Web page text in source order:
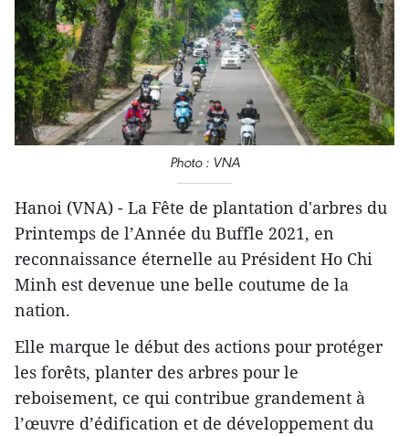
Photo : VNA
Hanoi (VNA) - La Fête de plantation d'arbres du
Printemps de l’Année du Buffle 2021, en
reconnaissance éternelle au Président Ho Chi
Minh est devenue une belle coutume de la
nation.
Elle marque le début des actions pour protéger
les forêts, planter des arbres pour le
reboisement, ce qui contribue grandement à
l’œuvre d’édification et de développement du